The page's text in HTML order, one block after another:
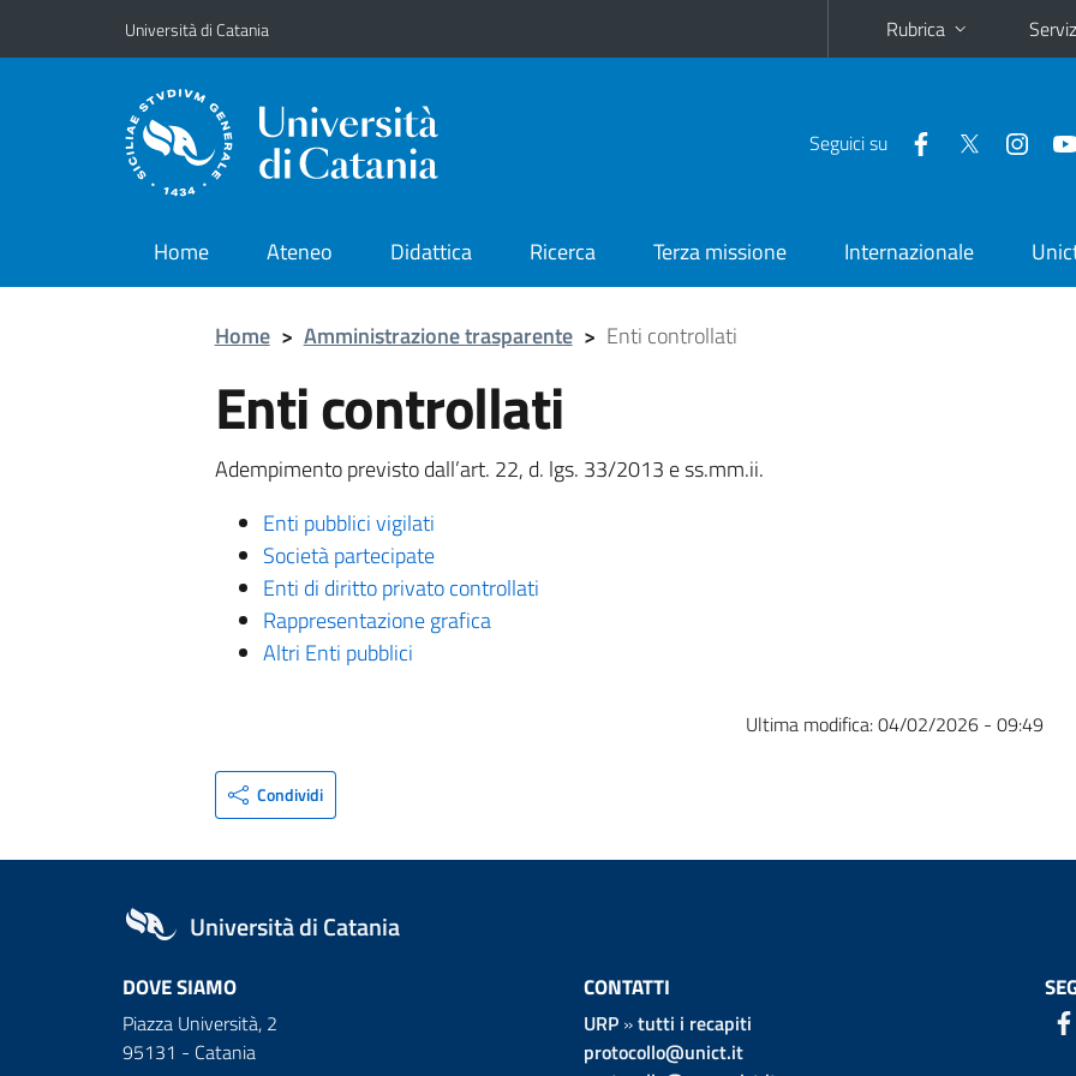
Vai al contenuto principale
Vai al menu di navigazione
Università di Catania Rubrica
Seguici su
Home Ateneo Didattica Ricerca Terza missione Internazionale
Home > Amministrazione trasparente > Enti controllati
Enti controllati
Adempimento previsto dall’art. 22, d. lgs. 33/2013 e ss.mm.ii.
Enti pubblici vigilati
Società partecipate
Enti di diritto privato controllati
Rappresentazione grafica
Altri Enti pubblici
Ultima modifica:04/02/2026 - 09:49
Condividi
Università di Catania
DOVE SIAMO
Piazza Università, 2
95131 - Catania
CONTATTI
URP»tutti i recapiti
protocollo@unict.it